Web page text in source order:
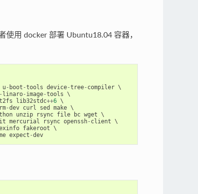
用 docker 部署 Ubuntu18.04 容器，
u- boot -tools device-tree- compiler
linaro- image-tools
lib32stdc++6
-dev curl sed make
unzip rsync file bc wget
mercurial rsync openssh- client
fakeroot
expect -dev